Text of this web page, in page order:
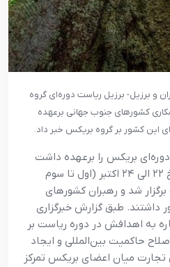
و برزیل- برزیل ریاست دوره‌ای گروه
کشورهای جنوب جهانی برعهده
این کشور بر گروه بریکس خبر داد.
بریکس را برعهده داشت
که نشست سالانه آن از تاریخ ۲۲ الی ۲۴ اکتبر (اول تا سوم
شد و رهبران کشورهای
طبق گزارش خبرگزاری
به اهدافش در دوره ریاست بر
حاکمیت بین‌المللی و ایجاد
میان اعضای بریکس تمرکز